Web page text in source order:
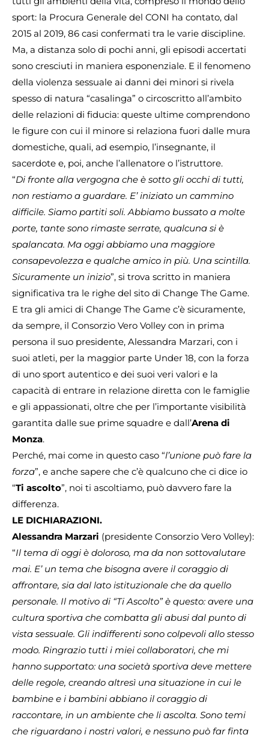
sport: la Procura Generale del CONI ha contato, dal
2015 al 2019, 86 casi confermati tra le varie discipline.
Ma, a distanza solo di pochi anni, gli episodi accertati
sono cresciuti in maniera esponenziale. E il fenomeno
della violenza sessuale ai danni dei minori si rivela
spesso di natura “casalinga” o circoscritto all’ambito
delle relazioni di fiducia: queste ultime comprendono
le figure con cui il minore si relaziona fuori dalle mura
domestiche, quali, ad esempio, l’insegnante, il
sacerdote e, poi, anche l’allenatore o l’istruttore.
“Di fronte alla vergogna che è sotto gli occhi di tutti,
non restiamo a guardare. E’ iniziato un cammino
difficile. Siamo partiti soli. Abbiamo bussato a molte
porte, tante sono rimaste serrate, qualcuna si è
spalancata. Ma oggi abbiamo una maggiore
consapevolezza e qualche amico in più. Una scintilla.
Sicuramente un inizio”, si trova scritto in maniera
significativa tra le righe del sito di Change The Game.
E tra gli amici di Change The Game c’è sicuramente,
da sempre, il Consorzio Vero Volley con in prima
persona il suo presidente, Alessandra Marzari, con i
suoi atleti, per la maggior parte Under 18, con la forza
di uno sport autentico e dei suoi veri valori e la
capacità di entrare in relazione diretta con le famiglie
e gli appassionati, oltre che per l’importante visibilità
garantita dalle sue prime squadre e dall’Arena di
Monza.
Perché, mai come in questo caso “l’unione può fare la
forza”, e anche sapere che c’è qualcuno che ci dice io
“Ti ascolto”, noi ti ascoltiamo, può davvero fare la
differenza.
LE DICHIARAZIONI.
Alessandra Marzari (presidente Consorzio Vero Volley):
“Il tema di oggi è doloroso, ma da non sottovalutare
mai. E’ un tema che bisogna avere il coraggio di
affrontare, sia dal lato istituzionale che da quello
personale. Il motivo di “Ti Ascolto” è questo: avere una
cultura sportiva che combatta gli abusi dal punto di
vista sessuale. Gli indifferenti sono colpevoli allo stesso
modo. Ringrazio tutti i miei collaboratori, che mi
hanno supportato: una società sportiva deve mettere
delle regole, creando altresì una situazione in cui le
bambine e i bambini abbiano il coraggio di
raccontare, in un ambiente che li ascolta. Sono temi
che riguardano i nostri valori, e nessuno può far finta